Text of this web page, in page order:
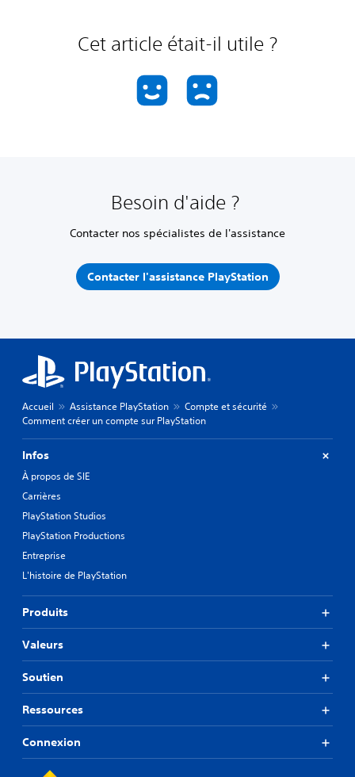
Cet article était-il utile ?
Besoin d'aide ?
Contacter nos spécialistes de l'assistance
Contacter l'assistance PlayStation
Accueil Assistance PlayStation
Compte et sécurité
Comment créer un compte sur PlayStation
Infos
À propos de SIE
Carrières
PlayStation Studios
PlayStation Productions
Entreprise
L'histoire de PlayStation
Produits
Valeurs
Soutien
Ressources
Connexion